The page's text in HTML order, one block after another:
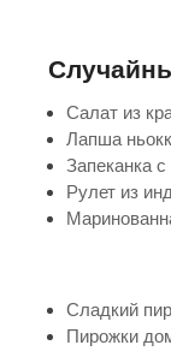
Салат из
Лапша
Запеканка
Рулет из
Сладкий
Пирожки